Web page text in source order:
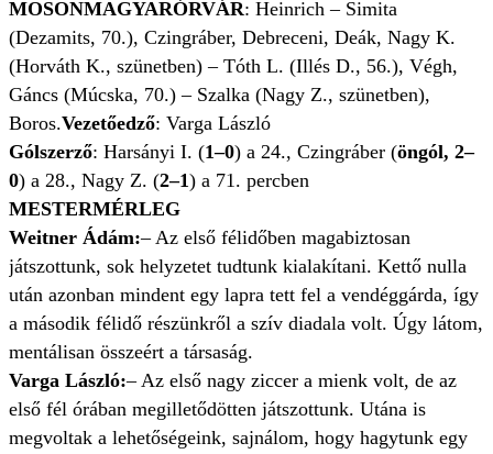
MOSONMAGYARÓRVÁR: Heinrich – Simita
(Dezamits, 70.), Czingráber, Debreceni, Deák, Nagy K.
(Horváth K., szünetben) – Tóth L. (Illés D., 56.), Végh,
Gáncs (Múcska, 70.) – Szalka (Nagy Z., szünetben),
Boros.Vezetőedző: Varga László
Gólszerző: Harsányi I. (1–0) a 24., Czingráber (öngól, 2–
0) a 28., Nagy Z. (2–1) a 71. percben
MESTERMÉRLEG
Weitner Ádám:– Az első félidőben magabiztosan
játszottunk, sok helyzetet tudtunk kialakítani. Kettő nulla
után azonban mindent egy lapra tett fel a vendéggárda, így
a második félidő részünkről a szív diadala volt. Úgy látom,
mentálisan összeért a társaság.
Varga László:– Az első nagy ziccer a mienk volt, de az
első fél órában megilletődötten játszottunk. Utána is
megvoltak a lehetőségeink, sajnálom, hogy hagytunk egy